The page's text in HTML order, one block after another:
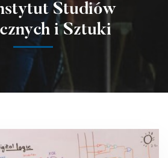
Studiów
i Sztuki